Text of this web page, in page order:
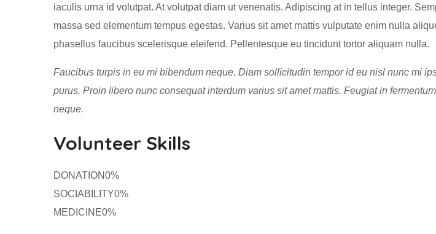
iaculis urna id volutpat. At volutpat diam ut venenatis. Adipiscing at in tellus integer.
massa sed elementum tempus egestas. Varius sit amet mattis vulputate enim nulla
phasellus faucibus scelerisque eleifend. Pellentesque eu tincidunt tortor aliquam nulla.
Faucibus turpis in eu mi bibendum neque. Diam sollicitudin tempor id eu nisl nunc mi
purus. Proin libero nunc consequat interdum varius sit amet mattis. Feugiat in
neque.
Volunteer Skills
DONATION0%
SOCIABILITY0%
MEDICINE0%